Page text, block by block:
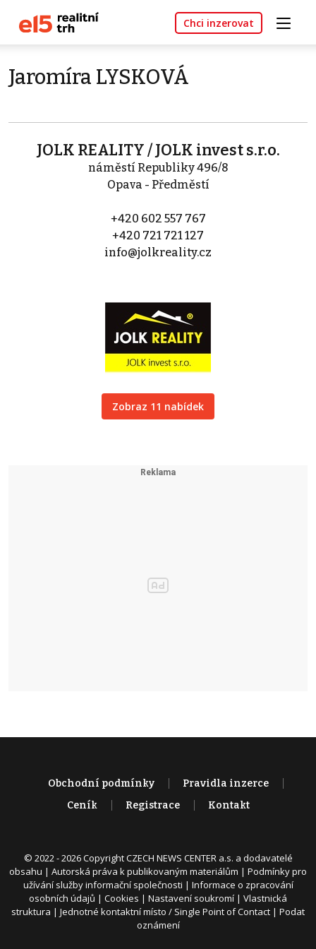
Chci inzerovat
Jaromíra LYSKOVÁ
JOLK REALITY / JOLK invest s.r.o.
náměstí Republiky 496/8
Opava - Předměstí
+420 602 557 767
+420 721 721 127
info@jolkreality.cz
Zobraz 11 nabídek
Obchodní podmínky
Pravidla inzerce
Ceník
Registrace Kontakt
© 2022 - 2026 Copyright CZECH NEWS CENTER a.s. a dodavatelé
obsahu | Autorská práva k publikovaným materiálům | Podmínky pro
užívání služby informační společnosti | Informace o zpracování
osobních údajů | Cookies | Nastavení soukromí | Vlastnická
struktura | Jednotné kontaktní místo / Single Point of Contact | Podat
oznámení